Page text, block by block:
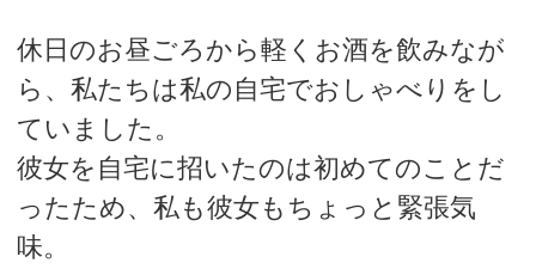
休日のお昼ごろから軽くお酒を飲みなが
ら、私たちは私の自宅でおしゃべりをし
ていました。
彼女を自宅に招いたのは初めてのことだ
ったため、私も彼女もちょっと緊張気
味。